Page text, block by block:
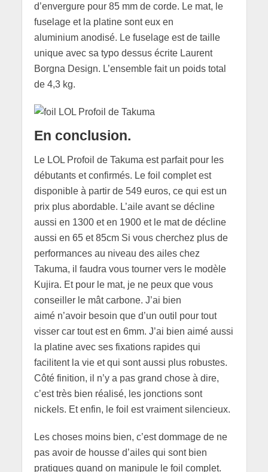
d’envergure pour 85 mm de corde. Le mat, le
fuselage et la platine sont eux en
aluminium anodisé. Le fuselage est de taille
unique avec sa typo dessus écrite Laurent
Borgna Design. L’ensemble fait un poids total
de 4,3 kg.
En conclusion.
Le LOL Profoil de Takuma est parfait pour les
débutants et confirmés. Le foil complet est
disponible à partir de 549 euros, ce qui est un
prix plus abordable. L’aile avant se décline
aussi en 1300 et en 1900 et le mat de décline
aussi en 65 et 85cm Si vous cherchez plus de
performances au niveau des ailes chez
Takuma, il faudra vous tourner vers le modèle
Kujira. Et pour le mat, je ne peux que vous
conseiller le mât carbone. J’ai bien
aimé n’avoir besoin que d’un outil pour tout
visser car tout est en 6mm. J’ai bien aimé aussi
la platine avec ses fixations rapides qui
facilitent la vie et qui sont aussi plus robustes.
Côté finition, il n’y a pas grand chose à dire,
c’est très bien réalisé, les jonctions sont
nickels. Et enfin, le foil est vraiment silencieux.
Les choses moins bien, c’est dommage de ne
pas avoir de housse d’ailes qui sont bien
pratiques quand on manipule le foil complet.